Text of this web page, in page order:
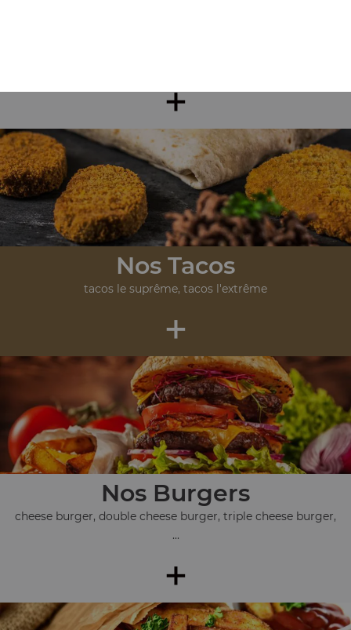
+
Nos Tacos
tacos le suprême, tacos l'extrême
+
Nos Burgers
cheese burger, double cheese burger, triple cheese burger,
...
+